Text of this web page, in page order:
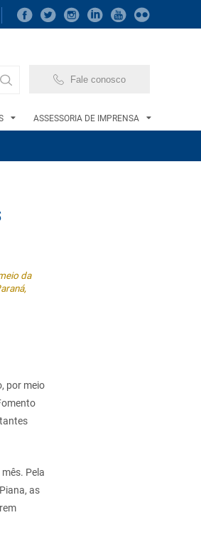
Fale conosco
ASSESSORIA DE IMPRENSA
da
por meio
Pela
as